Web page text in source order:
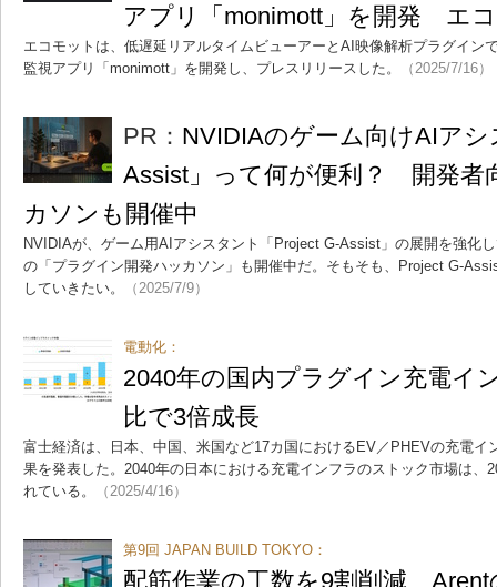
アプリ「monimott」を開発 エ
エコモットは、低遅延リアルタイムビューアーとAI映像解析プラグイン
監視アプリ「monimott」を開発し、プレスリリースした。
（2025/7/16）
PR： NVIDIAのゲーム向けAIア
Assist」って何が便利？ 開発者
カソンも開催中
NVIDIAが、ゲーム用AIアシスタント「Project G-Assist」の展開を強化
の「プラグイン開発ハッカソン」も開催中だ。そもそも、Project G-
していきたい。
（2025/7/9）
電動化：
2040年の国内プラグイン充電イ
比で3倍成長
富士経済は、日本、中国、米国など17カ国におけるEV／PHEVの充電イ
果を発表した。2040年の日本における充電インフラのストック市場は、
れている。
（2025/4/16）
第9回 JAPAN BUILD TOKYO：
配筋作業の工数を9割削減、